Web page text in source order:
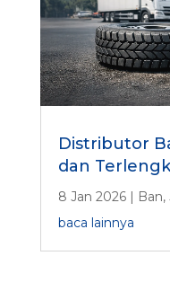
Distributor
dan
8 Jan 2026| Ban,
baca lainnya